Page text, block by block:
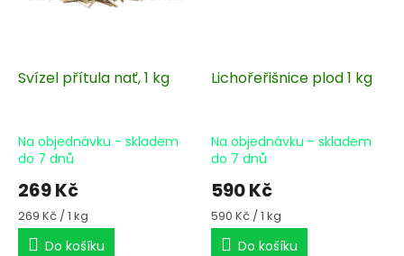
Svízel přítula nať, 1 kg
Na objednávku - skladem
do 7 dnů
269 Kč
Měrná
cena:
269 Kč / 1 kg
Do košíku
Lichořeřišnice plod 1 kg
Na objednávku - skladem
do 7 dnů
590 Kč
Měrná
cena:
590 Kč / 1 kg
Do košíku